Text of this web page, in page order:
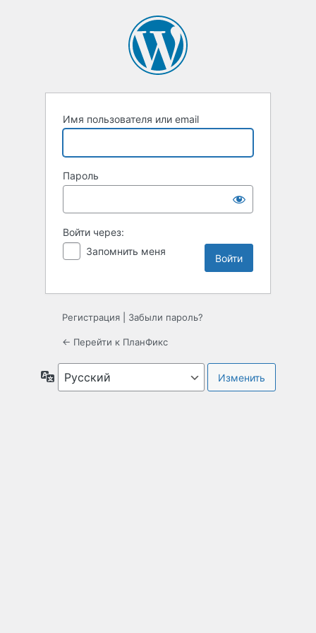
Имя пользователя или email
Пароль
Войти через:
Запомнить меня
Регистрация Забыли пароль?
← Перейти к ПланФикс
Язык